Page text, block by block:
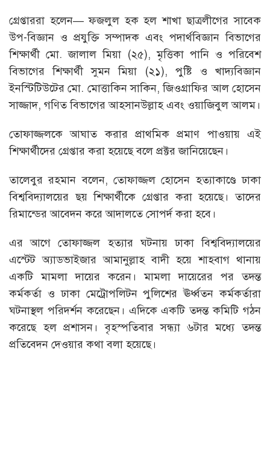
গ্রেপ্তাররা হলেন— ফজলুল হক হল শাখা ছাত্রলীগের সাবেক
উপ-বিজ্ঞান ও প্রযুক্তি সম্পাদক এবং পদার্থবিজ্ঞান বিভাগের
শিক্ষার্থী মো. জালাল মিয়া (২৫), মৃত্তিকা পানি ও পরিবেশ
বিভাগের শিক্ষার্থী সুমন মিয়া (২১), পুষ্টি ও খাদ্যবিজ্ঞান
ইনস্টিটিউটের মো. মোত্তাকিন সাকিন, জিওগ্রাফির আল হোসেন
সাজ্জাদ, গণিত বিভাগের আহসানউল্লাহ এবং ওয়াজিবুল আলম।
তোফাজ্জলকে আঘাত করার প্রাথমিক প্রমাণ পাওয়ায় এই
শিক্ষার্থীদের গ্রেপ্তার করা হয়েছে বলে প্রক্টর জানিয়েছেন।
তালেবুর রহমান বলেন, তোফাজ্জল হোসেন হত্যাকাণ্ডে ঢাকা
বিশ্ববিদ্যালয়ের ছয় শিক্ষার্থীকে গ্রেপ্তার করা হয়েছে। তাদের
রিমান্ডের আবেদন করে আদালতে সোপর্দ করা হবে।
এর আগে তোফাজ্জল হত্যার ঘটনায় ঢাকা বিশ্ববিদ্যালয়ের
এস্টেট অ্যাডভাইজার আমানুল্লাহ বাদী হয়ে শাহবাগ থানায়
একটি মামলা দায়ের করেন। মামলা দায়েরের পর তদন্ত
কর্মকর্তা ও ঢাকা মেট্রোপলিটন পুলিশের ঊর্ধ্বতন কর্মকর্তারা
ঘটনাস্থল পরিদর্শন করেছেন। এদিকে একটি তদন্ত কমিটি গঠন
করেছে হল প্রশাসন। বৃহস্পতিবার সন্ধ্যা ৬টার মধ্যে তদন্ত
প্রতিবেদন দেওয়ার কথা বলা হয়েছে।